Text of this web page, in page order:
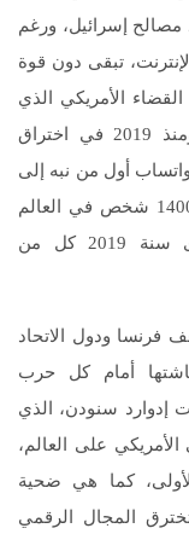
مصالح إسرائيل، ورغم
تبقى دون قوة
الأمريكي الذي
يحقق عبر محكمة في سان فرانسيسكو ومنذ 2019 في اختراق
أول من نبه إلى
برنامج التجسس هذا، وأخبر في تلك السنة 1400 شخص في العالم
بتعرض هواتفهم للتجسس. وتقدم بالدعوى سنة 2019 كل من
فرنسا ودول الاتحاد
أمام كل حرب
إدوارد سنودن، الذي
الأمريكي على العالم،
كما هي ضحية
المجال الرقمي